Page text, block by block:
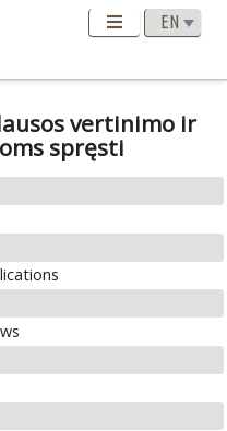
vertinimo ir
spręsti